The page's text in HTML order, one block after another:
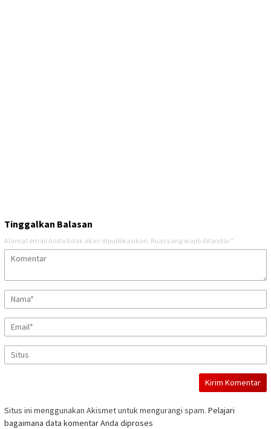
Tinggalkan Balasan
Alamat email Anda tidak akan dipublikasikan. Ruas yang wajib ditandai *
Situs ini menggunakan Akismet untuk mengurangi spam. Pelajari
bagaimana data komentar Anda diproses